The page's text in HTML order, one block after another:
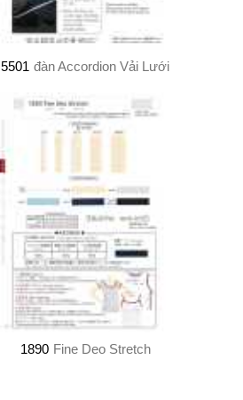
5501 đàn Accordion Vải Lưới
1890 Fine Deo Stretch